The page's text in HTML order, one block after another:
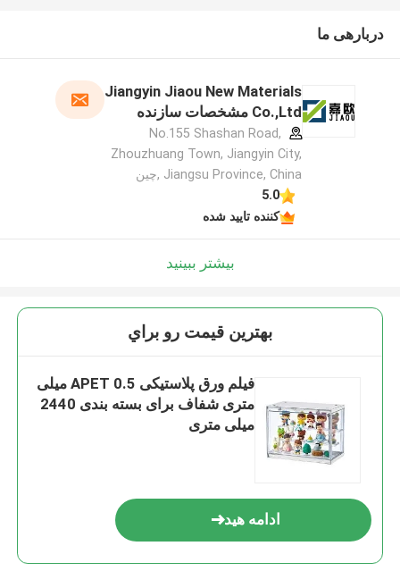
دربارهی ما
Jiangyin Jiaou New Materials
Co.,Ltd مشخصات سازنده
No.155 Shashan Road,
Zhouzhuang Town, Jiangyin City,
Jiangsu Province, China ,چین
5.0
کننده تایید شده
بیشتر ببینید
بهترين قيمت رو براي
فیلم ورق پلاستیکی APET 0.5 میلی
متری شفاف برای بسته بندی 2440
میلی متری
ادامه هید